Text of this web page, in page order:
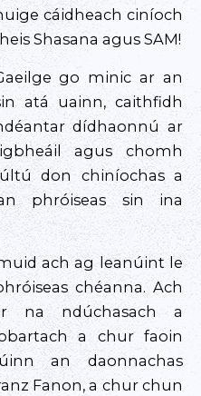
cáidheach ciníoch
Shasana agus SAM!
go minic ar an
atá uainn, caithfidh
dídhaonnú ar
agus chomh
don chiníochas a
phróiseas sin ina
ach ag leanúint le
chéanna. Ach
na ndúchasach a
a chur faoin
an daonnachas
Fanon, a chur chun